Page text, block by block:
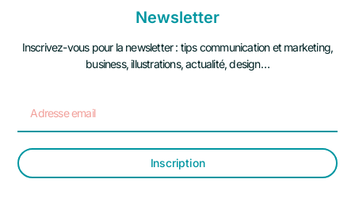
Newsletter
Inscrivez-vous pour la newsletter : tips communication et marketing,
business, illustrations, actualité, design…
Inscription